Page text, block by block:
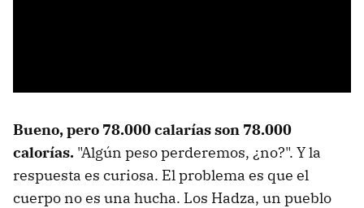
Bueno, pero 78.000 calarías son 78.000
calorías. "Algún peso perderemos, ¿no?". Y la
respuesta es curiosa. El problema es que el
cuerpo no es una hucha. Los Hadza, un pueblo